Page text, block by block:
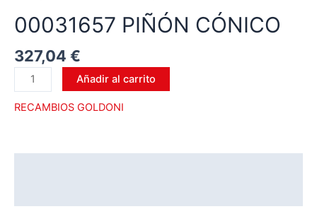
00031657 PIÑÓN CÓNICO
327,04 €
Añadir al carrito
RECAMBIOS GOLDONI